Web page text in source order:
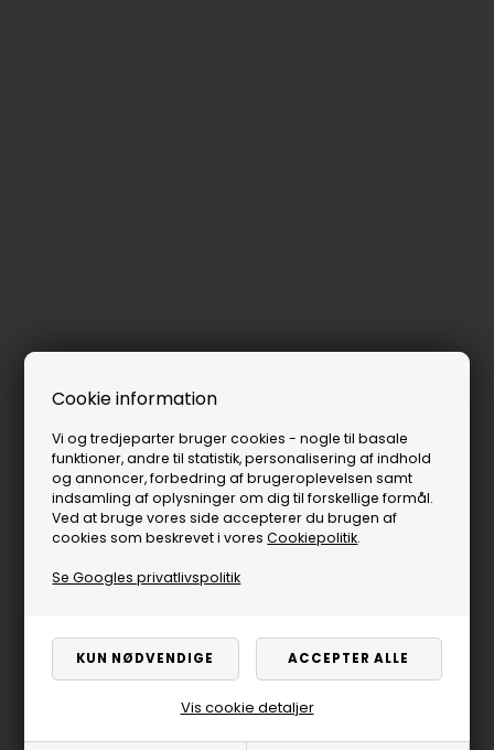
Cookie information
Vi og tredjeparter bruger cookies - nogle til basale
funktioner, andre til statistik, personalisering af indhold
og annoncer, forbedring af brugeroplevelsen samt
indsamling af oplysninger om dig til forskellige formål.
Ved at bruge vores side accepterer du brugen af
cookies som beskrevet i voresCookiepolitik.
Se Googles privatlivspolitik
Vis cookie detaljer